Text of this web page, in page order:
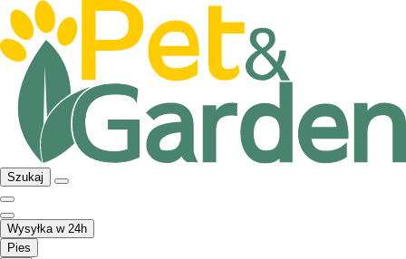
Szukaj
Wysyłka w 24h
Pies